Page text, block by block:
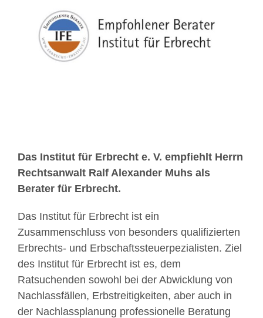
Das Institut für Erbrecht e. V. empfiehlt Herrn
Rechtsanwalt Ralf Alexander Muhs als
Berater für Erbrecht.
Das Institut für Erbrecht ist ein
Zusammenschluss von besonders qualifizierten
Erbrechts- und Erbschaftssteuerpezialisten. Ziel
des Institut für Erbrecht ist es, dem
Ratsuchenden sowohl bei der Abwicklung von
Nachlassfällen, Erbstreitigkeiten, aber auch in
der Nachlassplanung professionelle Beratung